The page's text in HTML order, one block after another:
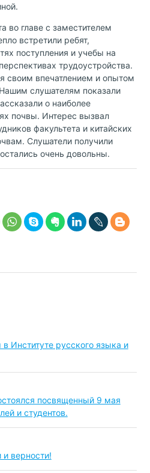
во главе с заместителем
встретили ребят,
поступления и учебы на
трудоустройства.
своим впечатлением и опытом
слушателям показали
о наиболее
почвы. Интерес вызвал
факультета и китайских
Слушатели получили
очень довольны.
Институте русского языка и
посвященный 9 мая
и студентов.
верности!